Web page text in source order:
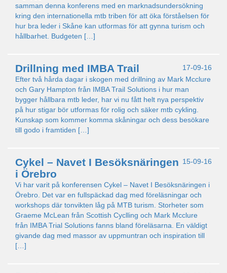
samman denna konferens med en marknadsundersökning
kring den internationella mtb triben för att öka förståelsen för
hur bra leder i Skåne kan utformas för att gynna turism och
hållbarhet. Budgeten […]
17-09-16
Drillning med IMBA Trail
Efter två hårda dagar i skogen med drillning av Mark Mcclure
och Gary Hampton från IMBA Trail Solutions i hur man
bygger hållbara mtb leder, har vi nu fått helt nya perspektiv
på hur stigar bör utformas för rolig och säker mtb cykling.
Kunskap som kommer komma skåningar och dess besökare
till godo i framtiden […]
15-09-16
Cykel – Navet I Besöksnäringen
i Örebro
Vi har varit på konferensen Cykel – Navet I Besöksnäringen i
Örebro. Det var en fullspäckad dag med föreläsningar och
workshops där tonvikten låg på MTB turism. Storheter som
Graeme McLean från Scottish Cyclling och Mark Mcclure
från IMBA Trial Solutions fanns bland föreläsarna. En väldigt
givande dag med massor av uppmuntran och inspiration till
[…]